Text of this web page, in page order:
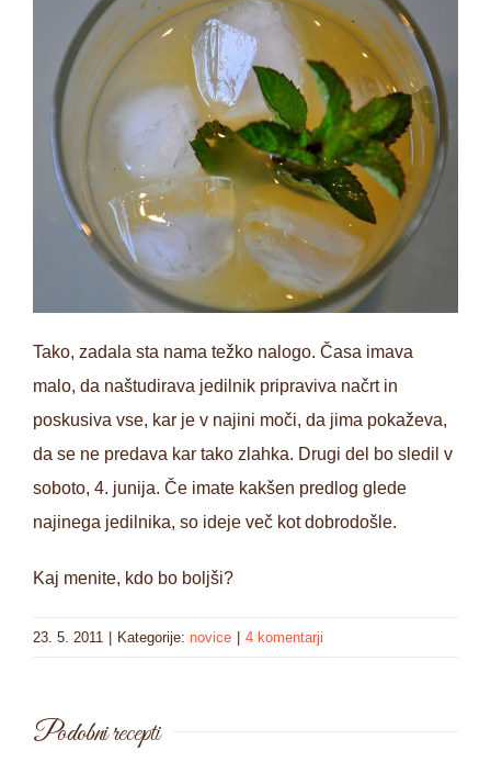
Tako, zadala sta nama težko nalogo. Časa imava
malo, da naštudirava jedilnik pripraviva načrt in
poskusiva vse, kar je v najini moči, da jima pokaževa,
da se ne predava kar tako zlahka. Drugi del bo sledil v
soboto, 4. junija. Če imate kakšen predlog glede
najinega jedilnika, so ideje več kot dobrodošle.
Kaj menite, kdo bo boljši?
23. 5. 2011 Kategorije: novice 4 komentarji
Podobni recepti